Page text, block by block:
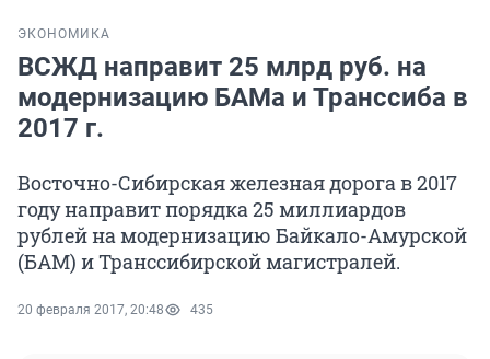
ЭКОНОМИКА
ВСЖД направит 25 млрд руб. на
модернизацию БАМа и Транссиба в
2017 г.
Восточно-Сибирская железная дорога в 2017
году направит порядка 25 миллиардов
рублей на модернизацию Байкало-Амурской
(БАМ) и Транссибирской магистралей.
20 февраля 2017, 20:48 435